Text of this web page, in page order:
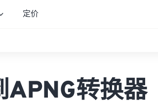
定价
APNG转换器